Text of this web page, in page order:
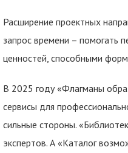
Расширение проектных
запрос времени – помогать
ценностей, способными
В 2025 году «Флагманы
сервисы для
сильные стороны.
экспертов. А «Каталог